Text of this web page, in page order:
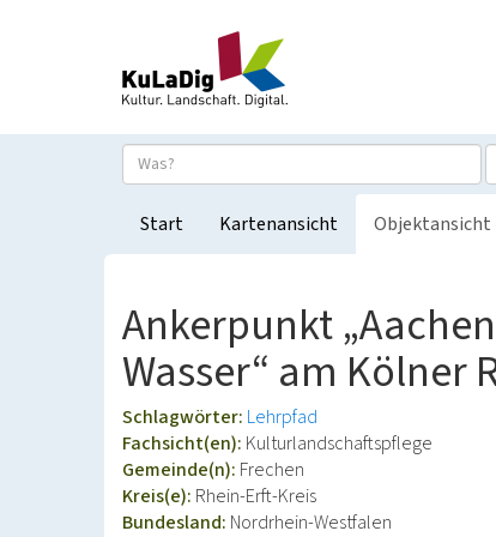
Start Kartenansicht Objektansicht
Ankerpunkt
Wasser“ am Kölner
Schlagwörter: Lehrpfad
Fachsicht(en): Kulturlandschaftspflege
Gemeinde(n): Frechen
Kreis(e): Rhein-Erft-Kreis
Bundesland: Nordrhein-Westfalen